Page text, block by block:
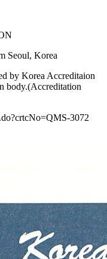
Seoul, Korea
by Korea Accreditaion
body.(Accreditation
3072